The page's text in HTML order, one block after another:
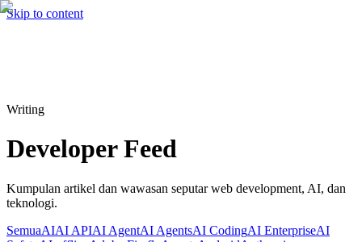
Skip to content
Cari⌘K Hire me
Writing
Developer Feed
Kumpulan artikel dan wawasan seputar web development, AI, dan
teknologi.
SemuaAIAI APIAI AgentAI AgentsAI CodingAI EnterpriseAI